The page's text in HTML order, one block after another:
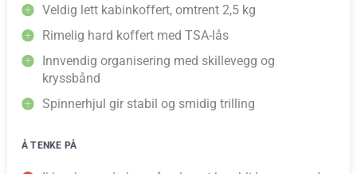
Veldig lett kabinkoffert, omtrent 2,5 kg
Rimelig hard koffert med TSA-lås
Innvendig organisering med skillevegg og
kryssbånd
Spinnerhjul gir stabil og smidig trilling
Å TENKE PÅ